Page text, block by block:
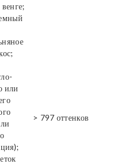
или
> 797 оттенков